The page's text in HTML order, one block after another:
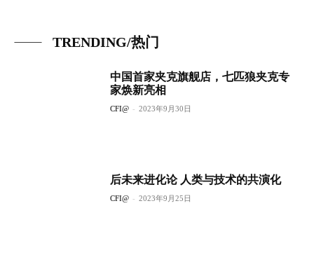
TRENDING/热门
中国首家夹克旗舰店，七匹狼夹克专
家焕新亮相
CFI@ - 2023年9月30日
后未来进化论 人类与技术的共演化
CFI@ - 2023年9月25日